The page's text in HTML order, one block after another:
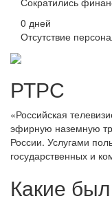
0 дней
Отсутствие
РТРС
«Российская
эфирную наземную
России. Услугами
государственных и
Какие